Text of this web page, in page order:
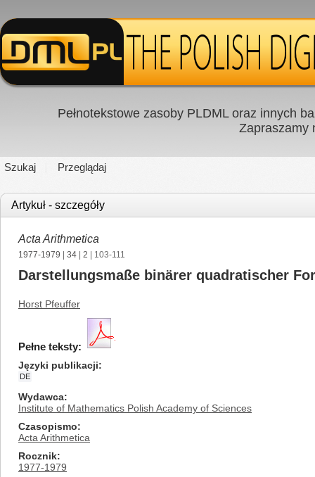
Pełnotekstowe zasoby PLDML oraz innych
Zapraszamy
Szukaj Przeglądaj
Artykuł - szczegóły
Acta Arithmetica
1977-1979 34 2 | 103-111
Darstellungsmaße binärer quadratischer
Horst Pfeuffer
Pełne teksty:
Języki publikacji
DE
Wydawca
Institute of Mathematics Polish Academy of Sciences
Czasopismo
Acta Arithmetica
Rocznik
1977-1979